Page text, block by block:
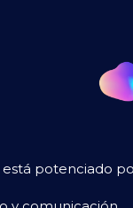
potenciado